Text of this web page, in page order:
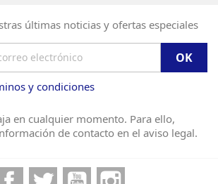
últimas noticias y ofertas especiales
y condiciones
en cualquier momento. Para ello,
de contacto en el aviso legal.
FacebookTwitter YouTube